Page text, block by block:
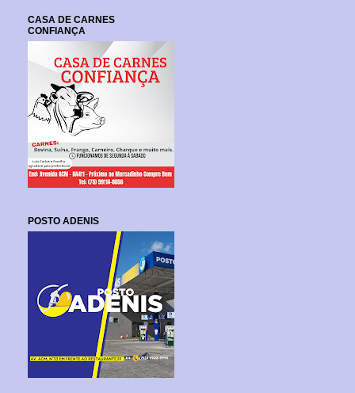
CASA DE CARNES
CONFIANÇA
POSTO ADENIS